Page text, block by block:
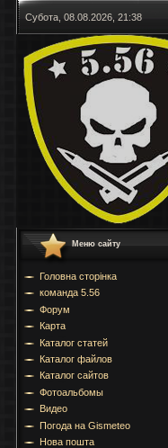
Субота, 08.08.2026, 21:38
Меню сайту
Головна сторінка
команда 5.56
Форум
Карта
Каталог статей
Каталог файлов
Каталог сайтов
Фотоальбомы
Видео
Погода на Gismeteo
Нова пошта